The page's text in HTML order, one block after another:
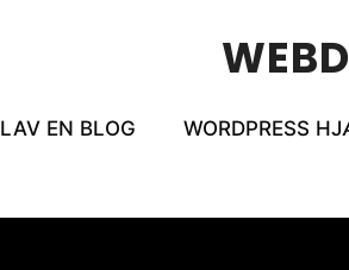
LAV EN BLOG WORDPRESS